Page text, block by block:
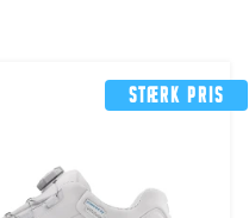
Stærk pris